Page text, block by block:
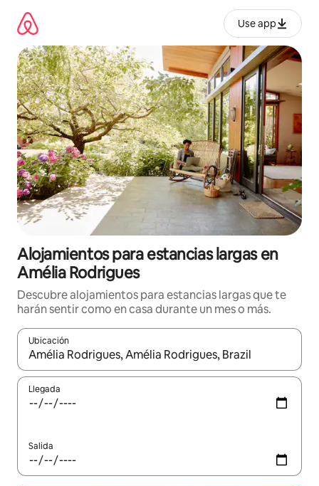
contenido
Use app
Alojamientos para estancias largas en
Amélia Rodrigues
Descubre alojamientos para estancias largas que te
harán sentir como en casa durante un mes o más.
Ubicación
Cuando los resultados estén disponibles, podrás navegar
Llegada
Salida